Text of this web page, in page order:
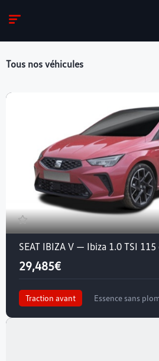
Tous nos véhicules
SEAT IBIZA V — Ibiza 1.0 TSI
29,485€
Traction avant Essence sans